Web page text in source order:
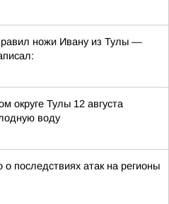
ножи Ивану из Тулы —
округе Тулы 12 августа
воду
о последствиях атак на регионы